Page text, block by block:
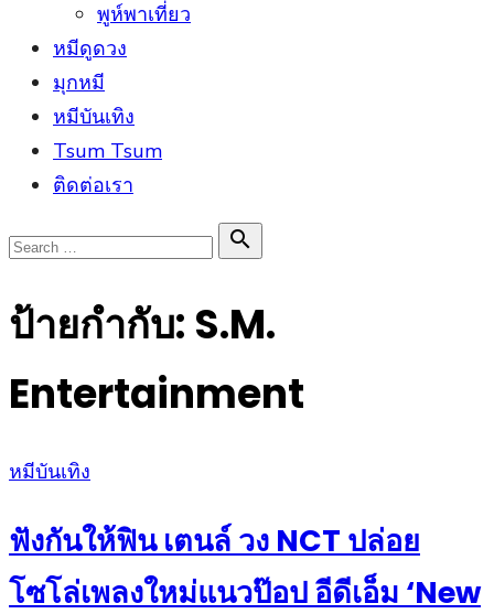
พูห์พาเที่ยว
หมีดูดวง
มุกหมี
หมีบันเทิง
Tsum Tsum
ติดต่อเรา
Search

Search
ป้ายกำกับ: S.M.
Entertainment
Posted
หมีบันเทิง
ฟังกันให้ฟิน เตนล์ วง NCT ปล่อย
โซโล่เพลงใหม่แนวป๊อป อีดีเอ็ม ‘New